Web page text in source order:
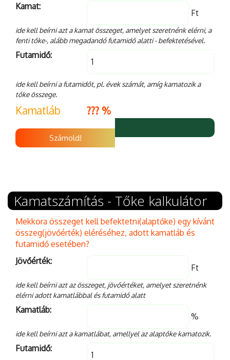
Kamat:
Ft
ide kell beírni azt a kamat összeget, amelyet szeretnénk elérni, a
fenti tőke-, alább megadandó futamidő alatti - befektetésével.
Futamidő:
ide kell beírni a futamidőt, pl. évek számát, amíg kamatozik a
tőke összege.
Kamatláb ??? %
Számold!
Kamatszámítás - Tőke kalkulátor
Mekkora összeget kell befektetni(alaptőke) egy kívánt
összeg(jövőérték) eléréséhez, adott kamatláb és
futamidő esetében?
Jövőérték:
Ft
ide kell beírni azt az összeget, jövőértéket, amelyet szeretnénk
elérni adott kamatlábbal és futamidő alatt
Kamatláb:
%
ide kell beírni azt a kamatlábat, amellyel az alaptőke kamatozik.
Futamidő: